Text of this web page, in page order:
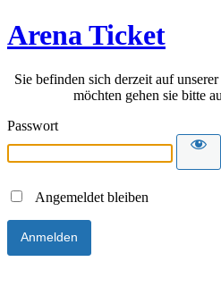
Arena Ticket
Sie befinden sich derzeit auf
möchten gehen sie bitte
Passwort
Angemeldet bleiben